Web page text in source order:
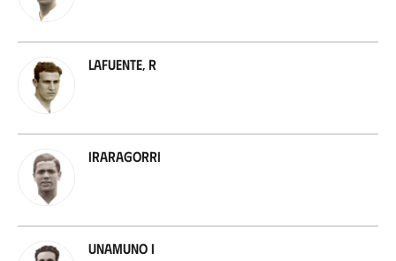
Lafuente, R
Iraragorri
Unamuno I